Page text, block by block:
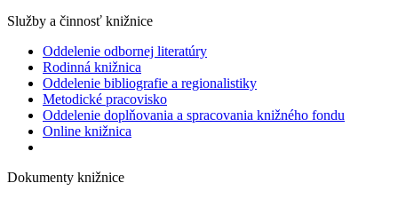
Služby a činnosť knižnice
Oddelenie odbornej literatúry
Rodinná knižnica
Oddelenie bibliografie a regionalistiky
Metodické pracovisko
Oddelenie doplňovania a spracovania knižného fondu
Online knižnica
Dokumenty knižnice